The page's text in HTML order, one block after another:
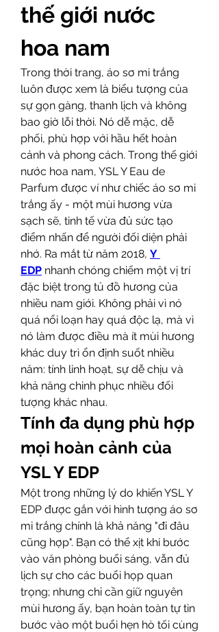
thế giới nước
hoa nam
Trong thời trang, áo sơ mi trắng
luôn được xem là biểu tượng của
sự gọn gàng, thanh lịch và không
bao giờ lỗi thời. Nó dễ mặc, dễ
phối, phù hợp với hầu hết hoàn
cảnh và phong cách. Trong thế giới
nước hoa nam, YSL Y Eau de
Parfum được ví như chiếc áo sơ mi
trắng ấy - một mùi hương vừa
sạch sẽ, tinh tế vừa đủ sức tạo
điểm nhấn để người đối diện phải
nhớ. Ra mắt từ năm 2018, Y
EDP nhanh chóng chiếm một vị trí
đặc biệt trong tủ đồ hương của
nhiều nam giới. Không phải vì nó
quá nổi loạn hay quá độc lạ, mà vì
nó làm được điều mà ít mùi hương
khác duy trì ổn định suốt nhiều
năm: tính linh hoạt, sự dễ chịu và
khả năng chinh phục nhiều đối
tượng khác nhau.
Tính đa dụng phù hợp
mọi hoàn cảnh của
YSL Y EDP
Một trong những lý do khiến YSL Y
EDP được gắn với hình tượng áo sơ
mi trắng chính là khả năng "đi đâu
cũng hợp". Bạn có thể xịt khi bước
vào văn phòng buổi sáng, vẫn đủ
lịch sự cho các buổi họp quan
trọng; nhưng chỉ cần giữ nguyên
mùi hương ấy, bạn hoàn toàn tự tin
bước vào một buổi hẹn hò tối cùng